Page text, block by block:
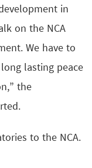
in
on the NCA
We have to
lasting peace
the
to the NCA.